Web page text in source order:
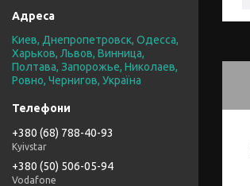
Киев, Днепропетровск, Одесса,
Харьков, Львов, Винница,
Полтава, Запорожье, Николаев,
Ровно, Чернигов, Україна
+380 (68) 788-40-93
Kyivstar
+380 (50) 506-05-94
Vodafone